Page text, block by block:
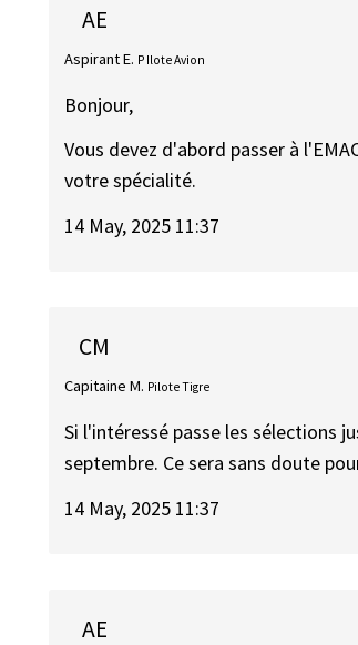
AE
Aspirant E. P Ilote Avion
Bonjour,
Vous devez d'abord passer à
votre spécialité.
14 May, 2025 11:37
CM
Capitaine M. Pilote Tigre
Si l'intéressé passe les sélections
septembre. Ce sera sans doute
14 May, 2025 11:37
AE